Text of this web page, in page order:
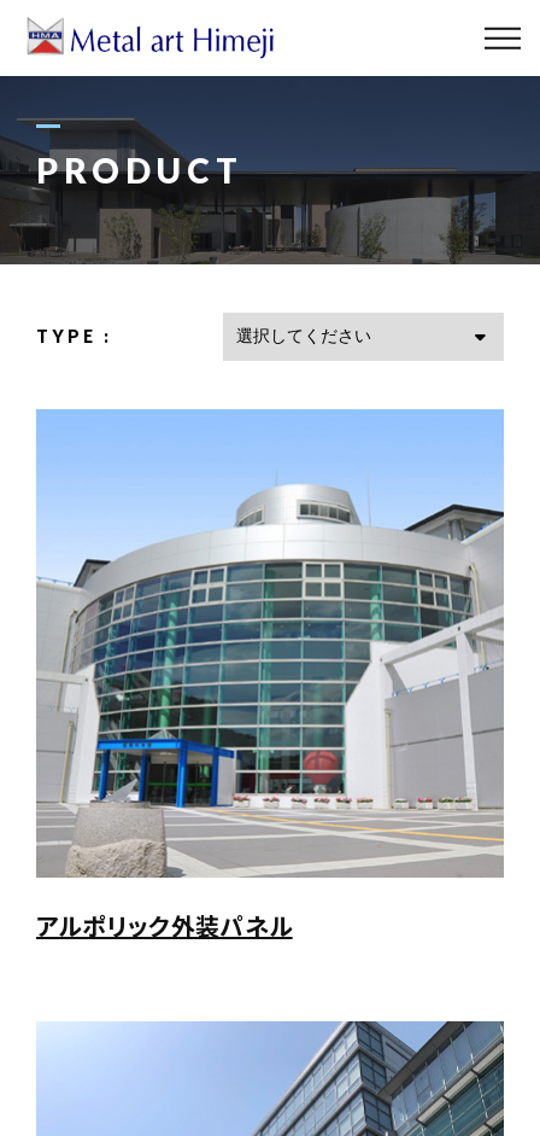
PRODUCT
TYPE :
アルポリック外装パネル
ABOUT US
PRODUCT
NEWS
お問い合わせはこちら